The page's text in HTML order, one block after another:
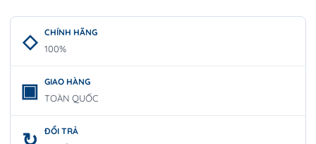
CHÍNH HÃNG
100%
GIAO HÀNG
TOÀN QUỐC
ĐỔI TRẢ